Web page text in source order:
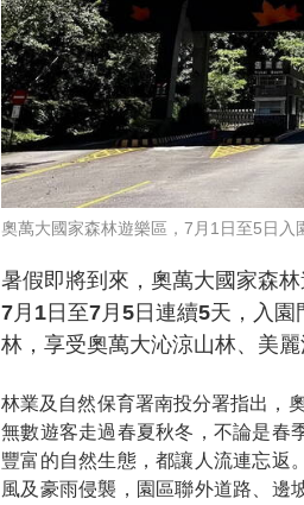
奧萬大國家森林遊樂區，7月1日至5日入
暑假即將到來，奧萬大國家森
7月1日至7月5日連續5天，入
林，享受奧萬大沁涼山林、美麗
林業及自然保育署南投分署指出，
無數遊客走過春夏秋冬，不論是春
豐富的自然生態，都讓人流連忘返
風及豪雨侵襲，園區聯外道路、邊